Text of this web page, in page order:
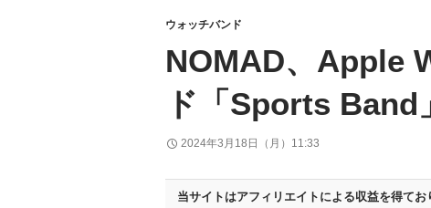
ウォッチバンド
NOMAD、Apple
ド「Sports
2024年3月18日（月）11:33
当サイトはアフィリエイトによる収益を得てお